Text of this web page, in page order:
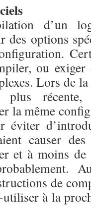
s
d’un
des options
ou exiger
Lors de
plus
la même
éviter
causer
et à moins
de
à la